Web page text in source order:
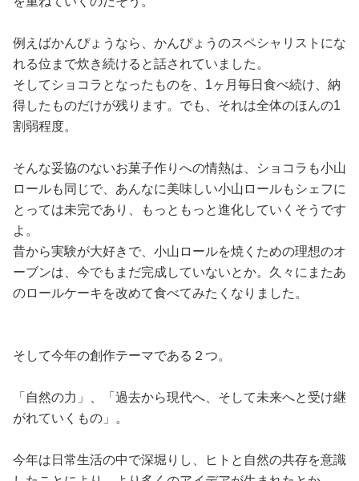
例えばかんぴょうなら、かんぴょうのスペシャリストにな
れる位まで炊き続けると話されていました。
そしてショコラとなったものを、1ヶ月毎日食べ続け、納
得したものだけが残ります。でも、それは全体のほんの1
割弱程度。
そんな妥協のないお菓子作りへの情熱は、ショコラも小山
ロールも同じで、あんなに美味しい小山ロールもシェフに
とっては未完であり、もっともっと進化していくそうです
よ。
昔から実験が大好きで、小山ロールを焼くための理想のオ
ーブンは、今でもまだ完成していないとか。久々にまたあ
のロールケーキを改めて食べてみたくなりました。
そして今年の創作テーマである２つ。
「自然の力」、「過去から現代へ、そして未来へと受け継
がれていくもの」。
今年は日常生活の中で深堀りし、ヒトと自然の共存を意識